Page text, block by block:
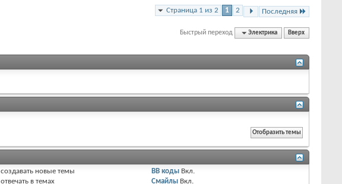
Страница 1 из 2 1 2 Последняя
Быстрый переход Электрика Вверх
создавать новые темы
отвечать в темах
BB коды Вкл.
Смайлы Вкл.